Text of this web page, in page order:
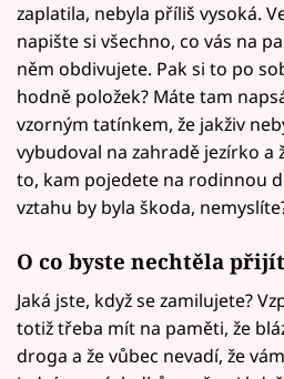
zaplatila, nebyla příliš vysoká.
napište si všechno, co vás na
něm obdivujete. Pak si to po
hodně položek? Máte tam
vzorným tatínkem, že jakživ
vybudoval na zahradě jezírko a
to, kam pojedete na rodinnou
vztahu by byla škoda,
O co byste nechtěla
Jaká jste, když se zamilujete?
totiž třeba mít na paměti, že
droga a že vůbec nevadí, že